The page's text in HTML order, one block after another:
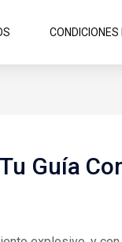
CONDICIONES
Guía